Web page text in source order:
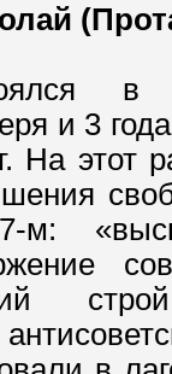
в
и 3
На этот